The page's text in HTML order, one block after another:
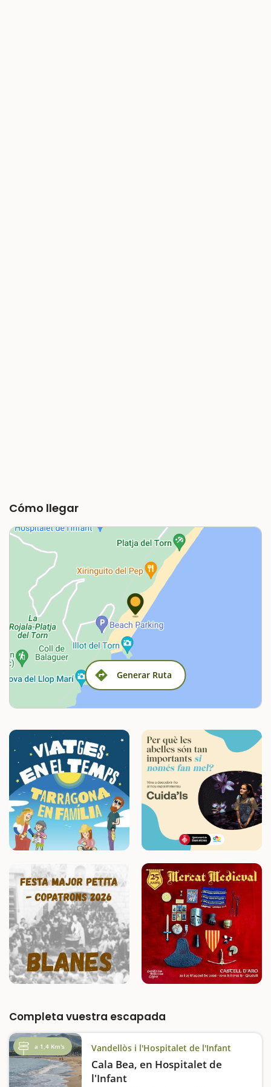
Cómo llegar
Generar Ruta
Completa vuestra escapada
a 1,4 Km's Vandellòs i l'Hospitalet de l'Infant
Cala Bea, en Hospitalet de
l'Infant